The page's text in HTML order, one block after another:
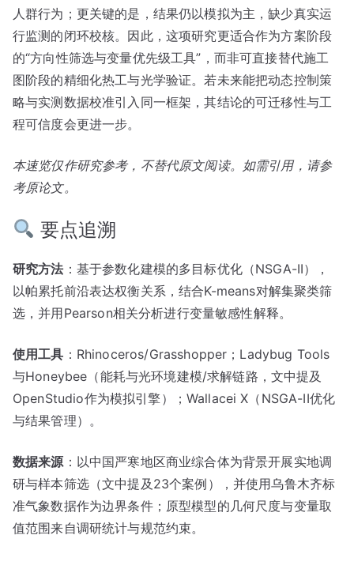
人群行为；更关键的是，结果仍以模拟为主，缺少真实运
行监测的闭环校核。因此，这项研究更适合作为方案阶段
的“方向性筛选与变量优先级工具”，而非可直接替代施工
图阶段的精细化热工与光学验证。若未来能把动态控制策
略与实测数据校准引入同一框架，其结论的可迁移性与工
程可信度会更进一步。
本速览仅作研究参考，不替代原文阅读。如需引用，请参
考原论文。
要点追溯
研究方法：基于参数化建模的多目标优化（NSGA-II），
以帕累托前沿表达权衡关系，结合K-means对解集聚类筛
选，并用Pearson相关分析进行变量敏感性解释。
使用工具 ：Rhinoceros/Grasshopper；Ladybug Tools
与Honeybee（能耗与光环境建模/求解链路，文中提及
OpenStudio作为模拟引擎）；Wallacei X（NSGA-II优化
与结果管理）。
数据来源：以中国严寒地区商业综合体为背景开展实地调
研与样本筛选（文中提及23个案例），并使用乌鲁木齐标
准气象数据作为边界条件；原型模型的几何尺度与变量取
值范围来自调研统计与规范约束。